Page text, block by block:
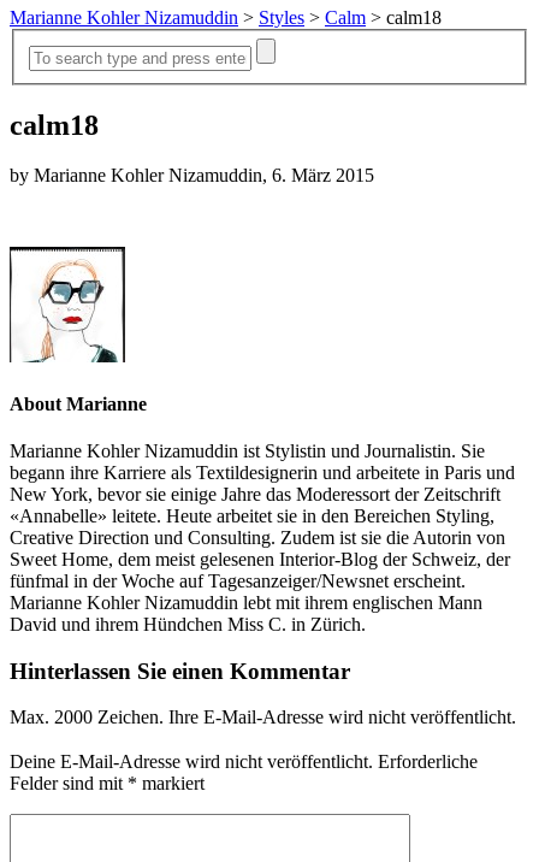
Marianne Kohler Nizamuddin > Styles > Calm > calm18
calm18
by Marianne Kohler Nizamuddin, 6. März 2015
About Marianne
Marianne Kohler Nizamuddin ist Stylistin und Journalistin. Sie
begann ihre Karriere als Textildesignerin und arbeitete in Paris und
New York, bevor sie einige Jahre das Moderessort der Zeitschrift
«Annabelle» leitete. Heute arbeitet sie in den Bereichen Styling,
Creative Direction und Consulting. Zudem ist sie die Autorin von
Sweet Home, dem meist gelesenen Interior-Blog der Schweiz, der
fünfmal in der Woche auf Tagesanzeiger/Newsnet erscheint.
Marianne Kohler Nizamuddin lebt mit ihrem englischen Mann
David und ihrem Hündchen Miss C. in Zürich.
Hinterlassen Sie einen Kommentar
Max. 2000 Zeichen. Ihre E-Mail-Adresse wird nicht veröffentlicht.
Deine E-Mail-Adresse wird nicht veröffentlicht. Erforderliche
Felder sind mit * markiert